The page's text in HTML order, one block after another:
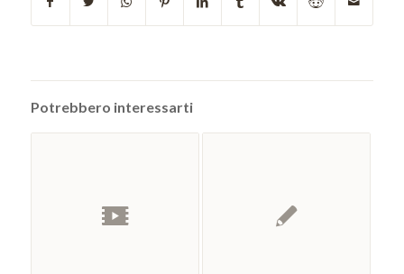
Potrebbero interessarti